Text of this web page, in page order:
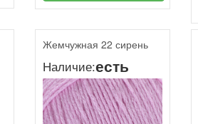
Жемчужная 22 сирень
Наличие:есть